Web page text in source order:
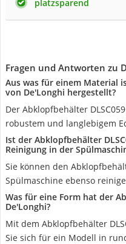
platzsparend
Fragen und Antworten zu
Aus was für einem Material
von De'Longhi hergestellt?
Der Abklopfbehälter
robustem und langlebigem
Ist der Abklopfbehälter
Reinigung in der
Sie können den
Spülmaschine ebenso
Was für eine Form hat der
De'Longhi?
Mit dem Abklopfbehälter
Sie sich für ein Modell in